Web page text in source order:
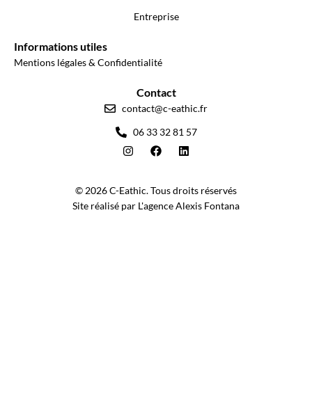
Entreprise
Informations utiles
Mentions légales & Confidentialité
Contact
contact@c-eathic.fr
06 33 32 81 57
© 2026 C-Eathic. Tous droits réservés
Site réalisé par L'agence Alexis Fontana